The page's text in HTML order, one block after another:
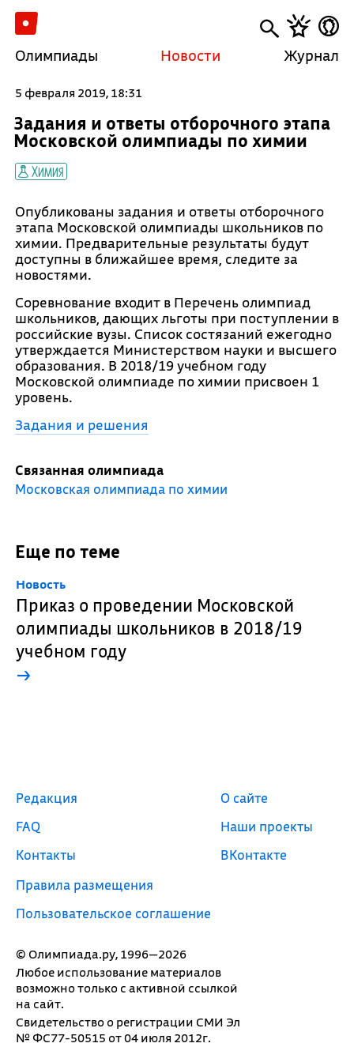
Олимпиады Новости Журнал
5 февраля 2019, 18:31
Задания и ответы отборочного этапа
Московской олимпиады по химии
Химия
Опубликованы задания и ответы отборочного
этапа Московской олимпиады школьников по
химии. Предварительные результаты будут
доступны в ближайшее время, следите за
новостями.
Соревнование входит в Перечень олимпиад
школьников, дающих льготы при поступлении в
российские вузы. Список состязаний ежегодно
утверждается Министерством науки и высшего
образования. В 2018/19 учебном году
Московской олимпиаде по химии присвоен 1
уровень.
Задания и решения
Связанная олимпиада
Московская олимпиада по химии
Еще по теме
Новость
Приказ о проведении Московской
олимпиады школьников в 2018/19
учебном году
→
© Олимпиада.ру, 1996—2026
Любое использование материалов
возможно только с активной ссылкой
на сайт.
Свидетельство о регистрации СМИ Эл
№ ФС77-50515 от 04 июля 2012г.
Редакция
FAQ
Контакты
Правила размещения
Пользовательское соглашение
О сайте
Наши проекты
ВКонтакте